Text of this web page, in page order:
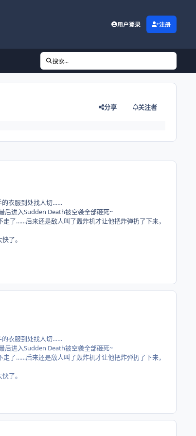
用户登录 注册
搜索...
分享 关注者
的衣服到处找人切……
后进入Sudden Death被空袭全部砸死~
了……后来还是敌人叫了轰炸机才让他把炸弹扔了下来，
了。
的衣服到处找人切……
后进入Sudden Death被空袭全部砸死~
了……后来还是敌人叫了轰炸机才让他把炸弹扔了下来，
了。